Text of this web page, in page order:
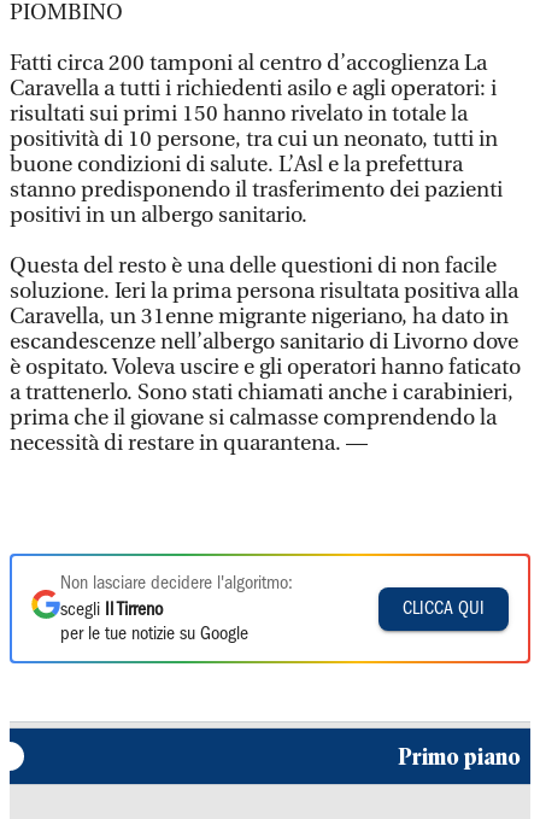
PIOMBINO
Fatti circa 200 tamponi al centro d’accoglienza La
Caravella a tutti i richiedenti asilo e agli operatori: i
risultati sui primi 150 hanno rivelato in totale la
positività di 10 persone, tra cui un neonato, tutti in
buone condizioni di salute. L’Asl e la prefettura
stanno predisponendo il trasferimento dei pazienti
positivi in un albergo sanitario.
Questa del resto è una delle questioni di non facile
soluzione. Ieri la prima persona risultata positiva alla
Caravella, un 31enne migrante nigeriano, ha dato in
escandescenze nell’albergo sanitario di Livorno dove
è ospitato. Voleva uscire e gli operatori hanno faticato
a trattenerlo. Sono stati chiamati anche i carabinieri,
prima che il giovane si calmasse comprendendo la
necessità di restare in quarantena. —
Non lasciare decidere l'algoritmo:
scegli
Il Tirreno
per le tue notizie su Google
CLICCA QUI
Primo piano